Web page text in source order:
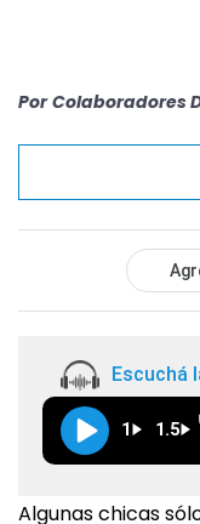
Por Colaboradores
Escuchá
1 1.5
Algunas chicas